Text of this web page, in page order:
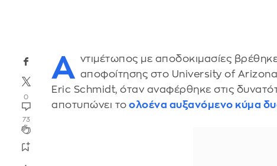
0
73
Α ντιμέτωπος με αποδοκιμασίες
αποφοίτησης στο University of
Eric Schmidt, όταν αναφέρθηκε στις
αποτυπώνει το ολοένα αυξανόμενο κύμα